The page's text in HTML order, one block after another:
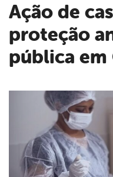
Ação de castração reforça
proteção
pública em